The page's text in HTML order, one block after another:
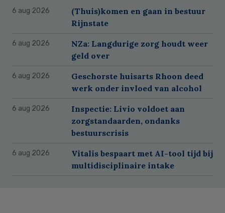
6 aug 2026
(Thuis)komen en gaan in bestuur
Rijnstate
6 aug 2026
NZa: Langdurige zorg houdt weer
geld over
6 aug 2026
Geschorste huisarts Rhoon deed
werk onder invloed van alcohol
6 aug 2026
Inspectie: Livio voldoet aan
zorgstandaarden, ondanks
bestuurscrisis
6 aug 2026
Vitalis bespaart met AI-tool tijd bij
multidisciplinaire intake